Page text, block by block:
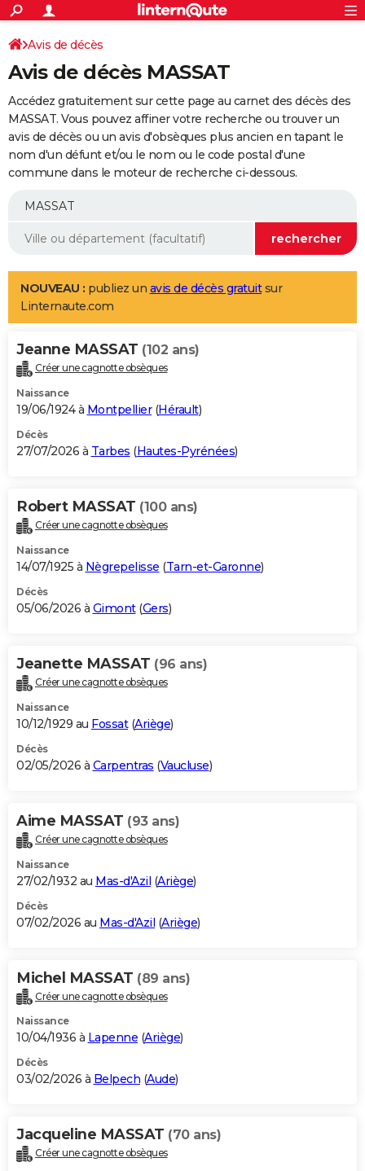
ACTUALITÉS
Politique
Société
Faits Divers
Education
Monde
Villes
+
SPORT
Coupe du monde 2026
Football
Tennis
Cyclisme
Rugby
Forum
Programme TV
TNT
Streaming
Cinéma
Sorties cinéma
Musique
+
FINANCE
Retraite
Epargne
Immobilier
Risques naturels par ville
Banque
Assurance
AUTO
Essais
Réserver un essai
Citadines
Berlines
SUV
Forum auto
+
Mobiles
Meilleur smartphone
Internet
Ordinateurs
Jeux vidéo
Guide high-tech
Aménagement intérieur
LIFESTYLE
Art de vivre
Bien-être
Loisirs
Mode
Modes de vie
Alimentation
Guide de la santé
Maladies
Médicaments
Sommeil
VOYAGE
Destinations
City break
Voyage nature
Voyage de noces
Forum
Climat
+PHOTO
GUIDES D'ACHAT
BONS PLANS
Carte de Noël
Carte Bonne année
Carte Saint-Valentin
Carte Pâques
Carte d'anniversaire
DICTIONNAIRE
Dictionnaire
Biographies
Citations
Expressions
Proverbes
PROGRAMME TV
S'inscrire
Se connecter
Lycées
Collèges
Primaires
Universités
Entreprises
Service militaire
Avis de recherche
AVIS DE DÉCÈS
Bricolage
Lifestyle
Culture
Sport
Auto
Television
Voyage
Cinema
Avis de décès
Avis de décès MASSAT
Accédez gratuitement sur cette page au carnet des décès des
MASSAT. Vous pouvez affiner votre recherche ou trouver un
avis de décès ou un avis d'obsèques plus ancien en tapant le
nom d'un défunt et/ou le nom ou le code postal d'une
commune dans le moteur de recherche ci-dessous.
NOUVEAU : publiez un avis de décès gratuitsur
Linternaute.com
Jeanne MASSAT (102 ans)
Créer une cagnotte obsèques
Naissance
19/06/1924 à Montpellier(Hérault)
Décès
27/07/2026 à Tarbes (Hautes-Pyrénées)
Robert MASSAT (100 ans)
Créer une cagnotte obsèques
Naissance
14/07/1925 à Nègrepelisse (Tarn-et-Garonne)
Décès
05/06/2026 à Gimont(Gers)
Jeanette MASSAT (96 ans)
Créer une cagnotte obsèques
Naissance
10/12/1929 au Fossat(Ariège)
Décès
02/05/2026 à Carpentras (Vaucluse)
Aime MASSAT (93 ans)
Créer une cagnotte obsèques
Naissance
27/02/1932 au Mas-d'Azil (Ariège)
Décès
07/02/2026 au Mas-d'Azil (Ariège)
Michel MASSAT (89 ans)
Créer une cagnotte obsèques
Naissance
10/04/1936 à Lapenne (Ariège)
Décès
03/02/2026 à Belpech (Aude)
Jacqueline MASSAT (70 ans)
Créer une cagnotte obsèques